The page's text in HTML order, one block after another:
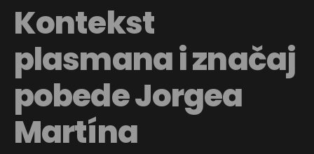
Kontekst
plasmana i značaj
pobede Jorgea
Martína